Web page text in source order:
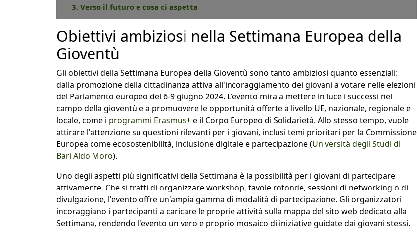
3. Verso il futuro e cosa ci aspetta
Obiettivi ambiziosi nella Settimana Europea della
Gioventù
Gli obiettivi della Settimana Europea della Gioventù sono tanto ambiziosi quanto essenziali:
dalla promozione della cittadinanza attiva all'incoraggiamento dei giovani a votare nelle elezioni
del Parlamento europeo del 6-9 giugno 2024. L'evento mira a mettere in luce i successi nel
campo della gioventù e a promuovere le opportunità offerte a livello UE, nazionale, regionale e
locale, come i programmi Erasmus+e il Corpo Europeo di Solidarietà. Allo stesso tempo, vuole
attirare l'attenzione su questioni rilevanti per i giovani, inclusi temi prioritari per la Commissione
Europea come ecosostenibilità, inclusione digitale e partecipazione (Università degli Studi di
Bari Aldo Moro).
Uno degli aspetti più significativi della Settimana è la possibilità per i giovani di partecipare
attivamente. Che si tratti di organizzare workshop, tavole rotonde, sessioni di networking o di
divulgazione, l'evento offre un'ampia gamma di modalità di partecipazione. Gli organizzatori
incoraggiano i partecipanti a caricare le proprie attività sulla mappa del sito web dedicato alla
Settimana, rendendo l'evento un vero e proprio mosaico di iniziative guidate dai giovani stessi.